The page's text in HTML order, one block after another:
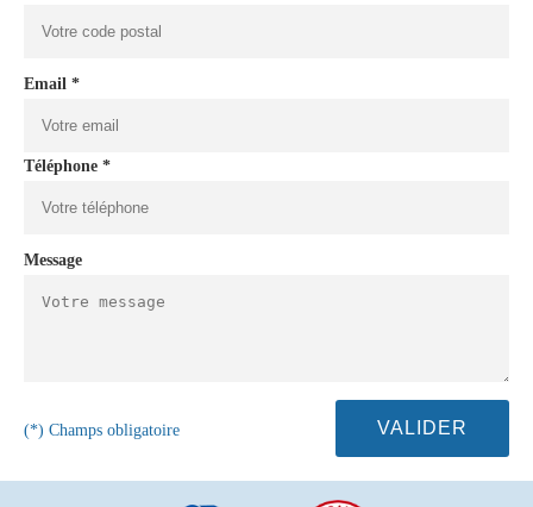
Email *
Téléphone *
Message
(*) Champs obligatoire